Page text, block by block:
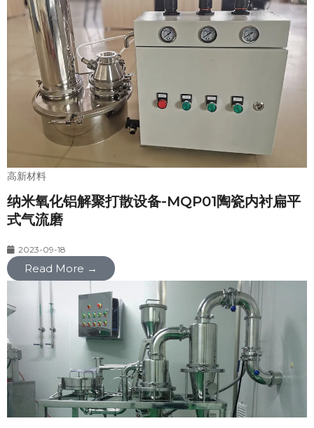
高新材料
纳米氧化铝解聚打散设备-MQP01陶瓷内衬扁平
式气流磨
2023-09-18
Read More →